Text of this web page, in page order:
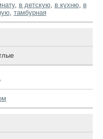
, в детскую, в кухню, в
, тамбурная